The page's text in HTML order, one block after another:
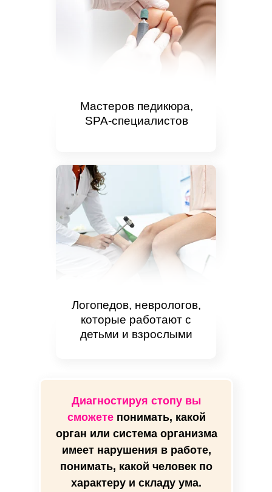
Диагностируя стопу вы
сможетепонимать, какой
орган или система организма
имеет нарушения в работе,
понимать, какой человек по
характеру и складу ума.
Мастеров педикюра,
SPA-специалистов
Логопедов, неврологов,
которые работают с
детьми и взрослыми